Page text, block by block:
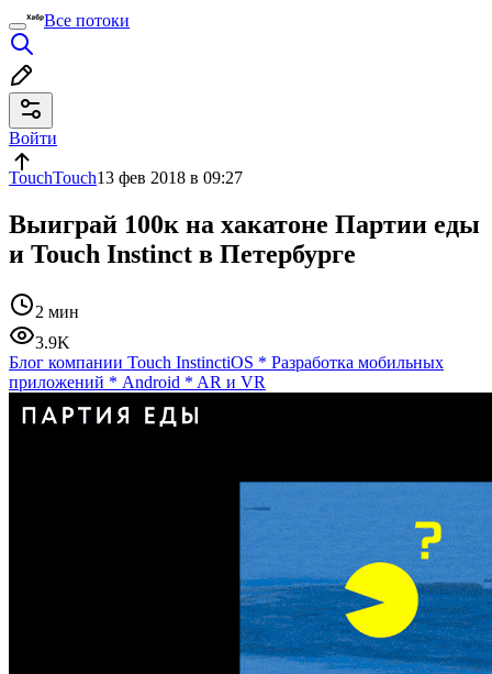
Все потоки
Войти
TouchTouch13 фев 2018 в 09:27
Выиграй 100к на хакатоне Партии еды
и Touch Instinct в Петербурге
2 мин
3.9K
Блог компании Touch InstinctiOS * Разработка мобильных
приложений * Android * AR и VR